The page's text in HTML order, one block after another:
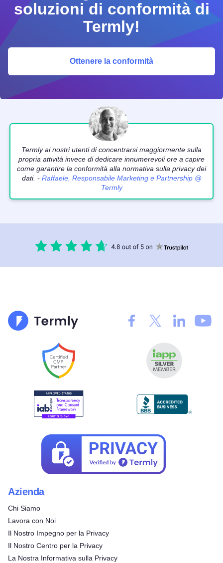
soluzioni di conformità di
Termly!
Ottenere la conformità
Termly ai nostri utenti di concentrarsi maggiormente sulla
propria attività invece di dedicare innumerevoli ore a capire
come garantire la conformità alla normativa sulla privacy dei
dati. - Raffaele, Responsabile Marketing e Partnership @
Termly
Azienda
Chi Siamo
Lavora con Noi
Il Nostro Impegno per la Privacy
Il Nostro Centro per la Privacy
La Nostra Informativa sulla Privacy